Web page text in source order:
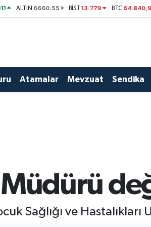
ALTIN 6660.55 BİST13.779 BTC
Atamalar Mevzuat Sendika
Müdürü
Sağlığı ve Hastalıkları